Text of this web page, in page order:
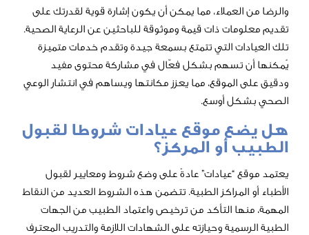
مما يمكن أن يكون إشارة قوية لقدرتك على
ذات قيمة وموثوقة للباحثين عن الرعاية الصحية.
التي تتمتع بسمعة جيدة وتقدم خدمات متميزة
بشكل فعّال في مشاركة محتوى مفيد
مما يعزز مكانتها ويساهم في انتشار الوعي
أوسع.
موقع عيادات شروطا لقبول
المركز؟
عادةً على وضع شروط ومعايير لقبول
الطبية. تتضمن هذه الشروط العديد من النقاط
التأكد من ترخيص واعتماد الطبيب من الجهات
وحيازته على الشهادات اللازمة والتدريب المعترف